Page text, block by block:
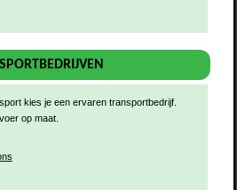
kies je een ervaren transportbedrijf.
op maat.